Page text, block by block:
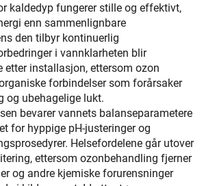
kaldedyp fungerer stille og effektivt,
enn sammenlignbare
den tilbyr kontinuerlig
i vannklarheten blir
etter installasjon, ettersom ozon
forbindelser som forårsaker
og ubehagelige lukt.
bevarer vannets balanseparametere
for hyppige pH-justeringer og
Helsefordelene går utover
ettersom ozonbehandling fjerner
og andre kjemiske forurensninger